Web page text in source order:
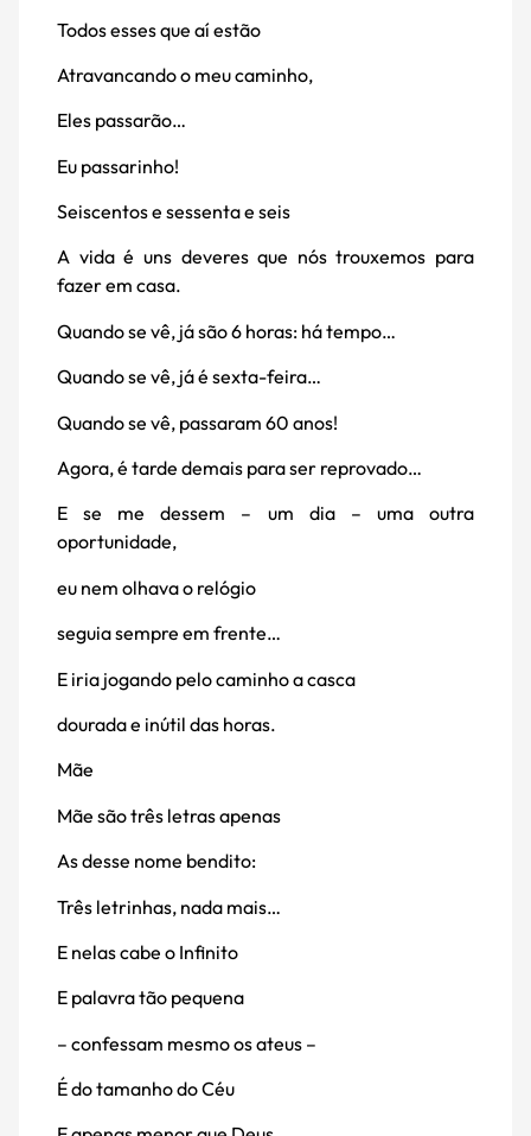
Todos esses que aí estão
Atravancando o meu caminho,
Eles passarão…
Eu passarinho!
Seiscentos e sessenta e seis
A vida é uns deveres que nós trouxemos para
fazer em casa.
Quando se vê, já são 6 horas: há tempo…
Quando se vê, já é sexta-feira…
Quando se vê, passaram 60 anos!
Agora, é tarde demais para ser reprovado…
E se me dessem – um dia – uma outra
oportunidade,
eu nem olhava o relógio
seguia sempre em frente…
E iria jogando pelo caminho a casca
dourada e inútil das horas.
Mãe
Mãe são três letras apenas
As desse nome bendito:
Três letrinhas, nada mais…
E nelas cabe o Infinito
E palavra tão pequena
– confessam mesmo os ateus –
É do tamanho do Céu